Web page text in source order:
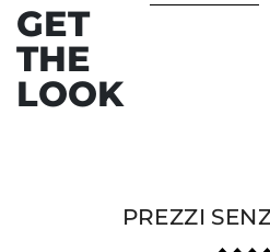
GET
THE
LOOK
PREZZI